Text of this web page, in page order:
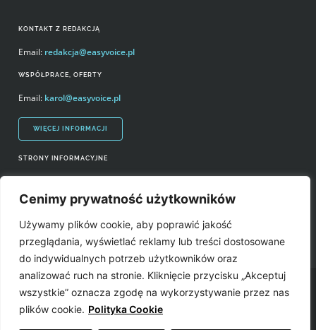
Cenimy prywatność użytkowników
Używamy plików cookie, aby poprawić jakość
przeglądania, wyświetlać reklamy lub treści dostosowane
do indywidualnych potrzeb użytkowników oraz
analizować ruch na stronie. Kliknięcie przycisku „Akceptuj
wszystkie” oznacza zgodę na wykorzystywanie przez nas
plików cookie. Polityka Cookie
STRONY INFORMACYJNE
Prawa autorskie i wykorzystywanie treści serwisu
Źródła
KONTAKT Z REDAKCJĄ
Email: redakcja@easyvoice.pl
WSPÓŁPRACE, OFERTY
Email: karol@easyvoice.pl
WIĘCEJ INFORMACJI
Easyvoice.pl © 2006-2022. Wszystkie prawa zastrzeżone. Stronę zrobiły: